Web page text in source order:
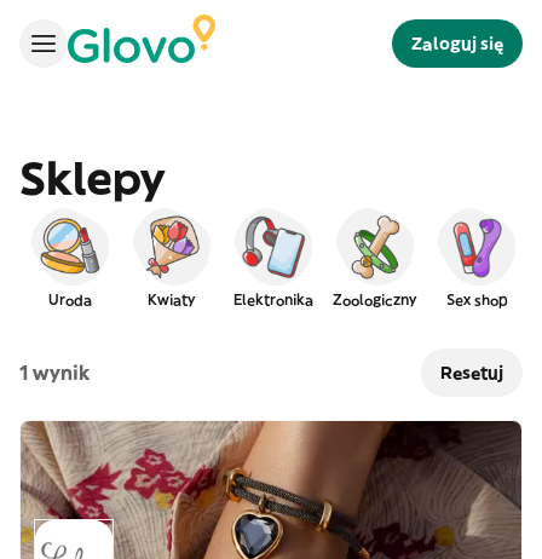
Zaloguj się
Sklepy
Uroda Kwiaty Elektronika Zoologiczny Sex shop
1 wynik Resetuj